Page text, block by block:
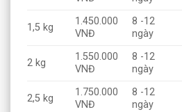
1,5 kg
1.450.000
VNĐ
8 -12
ngày
2 kg
1.550.000
VNĐ
8 -12
ngày
2,5 kg
1.750.000
VNĐ
8 -12
ngày